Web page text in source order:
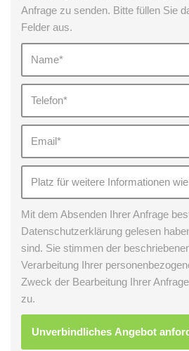
Anfrage zu senden. Bitte füllen Sie
Felder aus.
Mit dem Absenden Ihrer Anfrage
Datenschutzerklärung gelesen
sind. Sie stimmen der
Verarbeitung Ihrer
Zweck der Bearbeitung Ihrer
zu.